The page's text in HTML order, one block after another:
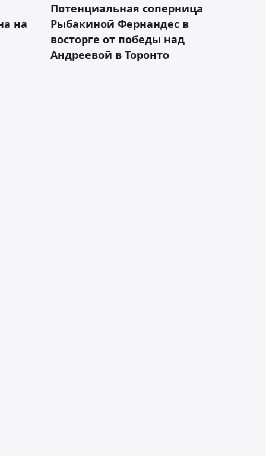
на
Потенциальная соперница
Рыбакиной Фернандес в
восторге от победы над
Андреевой в Торонто